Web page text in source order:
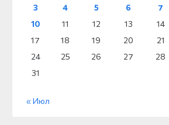
3
4 5 6 7
10
11 12 13 14
17
18 19 20 21
24
25 26 27 28
31
« Июл